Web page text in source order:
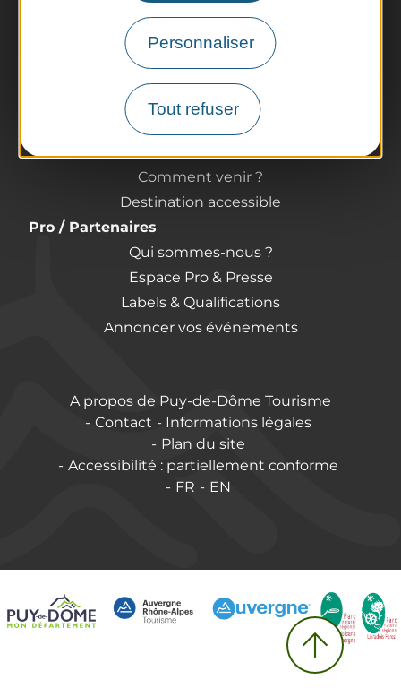
Personnaliser
Tout refuser
L'Auvergne des Volcans
Randonnées
Préparer son voyage
Informations pratiques
Offices de Tourisme
Comment venir ?
Destination accessible
Pro / Partenaires
Qui sommes-nous ?
Espace Pro & Presse
Labels & Qualifications
Annoncer vos événements
A propos de Puy-de-Dôme Tourisme
Contact
Informations légales
Plan du site
Accessibilité : partiellement conforme
FR
EN